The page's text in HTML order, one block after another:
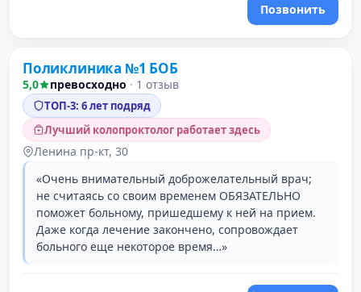
Позвонить
2 место в рейтинге
Поликлиника №1 БОБ
5,0 превосходно · 1 отзыв
ТОП-3: 6 лет подряд
Лучший колопроктолог работает здесь
Ленина пр-кт, 30
«Очень внимательный доброжелательный врач;
не считаясь со своим временем ОБЯЗАТЕЛЬНО
поможет больному, пришедшему к ней на прием.
Даже когда лечение закончено, сопровождает
больного еще некоторое время…»